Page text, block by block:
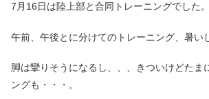
7月16日は陸上部と合同トレーニングでした。
午前、午後とに分けてのトレーニング、暑い
脚は攣りそうになるし、、、きついけどたま
ングも・・・。